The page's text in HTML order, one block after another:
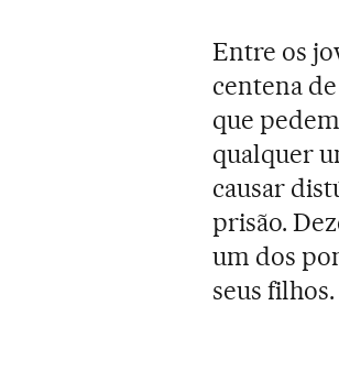
Entre os
centena
que
qualquer
causar
prisão.
um dos
seus filhos.